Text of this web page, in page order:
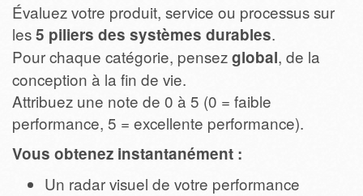
Évaluez votre produit, service ou processus sur
les5 piliers des systèmes durables.
Pour chaque catégorie, pensezglobal, de la
conception à la fin de vie.
Attribuez une note de 0 à 5 (0 = faible
performance, 5 = excellente performance).
Vous obtenez instantanément :
Un radar visuel de votre performance